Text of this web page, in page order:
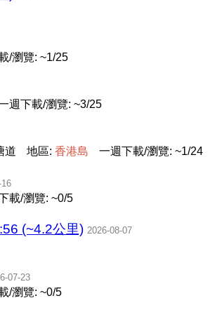
/瀏覽: ~1/25
週下載/瀏覽: ~3/25
道 地區: 香港島 一週下載/瀏覽: ~1/24
載/瀏覽: ~0/5
(~4.2公里) 2026-08-07
07-23
/瀏覽: ~0/5